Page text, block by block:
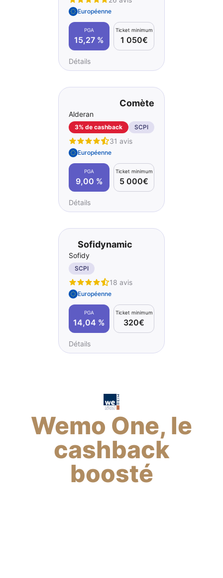
Européenne
PGA
15,27 %
Ticket minimum
1 050€
Détails
Comète
Alderan
3% de cashback SCPI
31 avis
Européenne
PGA
9,00 %
Ticket minimum
5 000€
Détails
Sofidynamic
Sofidy
SCPI
18 avis
Européenne
PGA
14,04 %
Ticket minimum
320€
Détails
Wemo One, le
cashback
boosté